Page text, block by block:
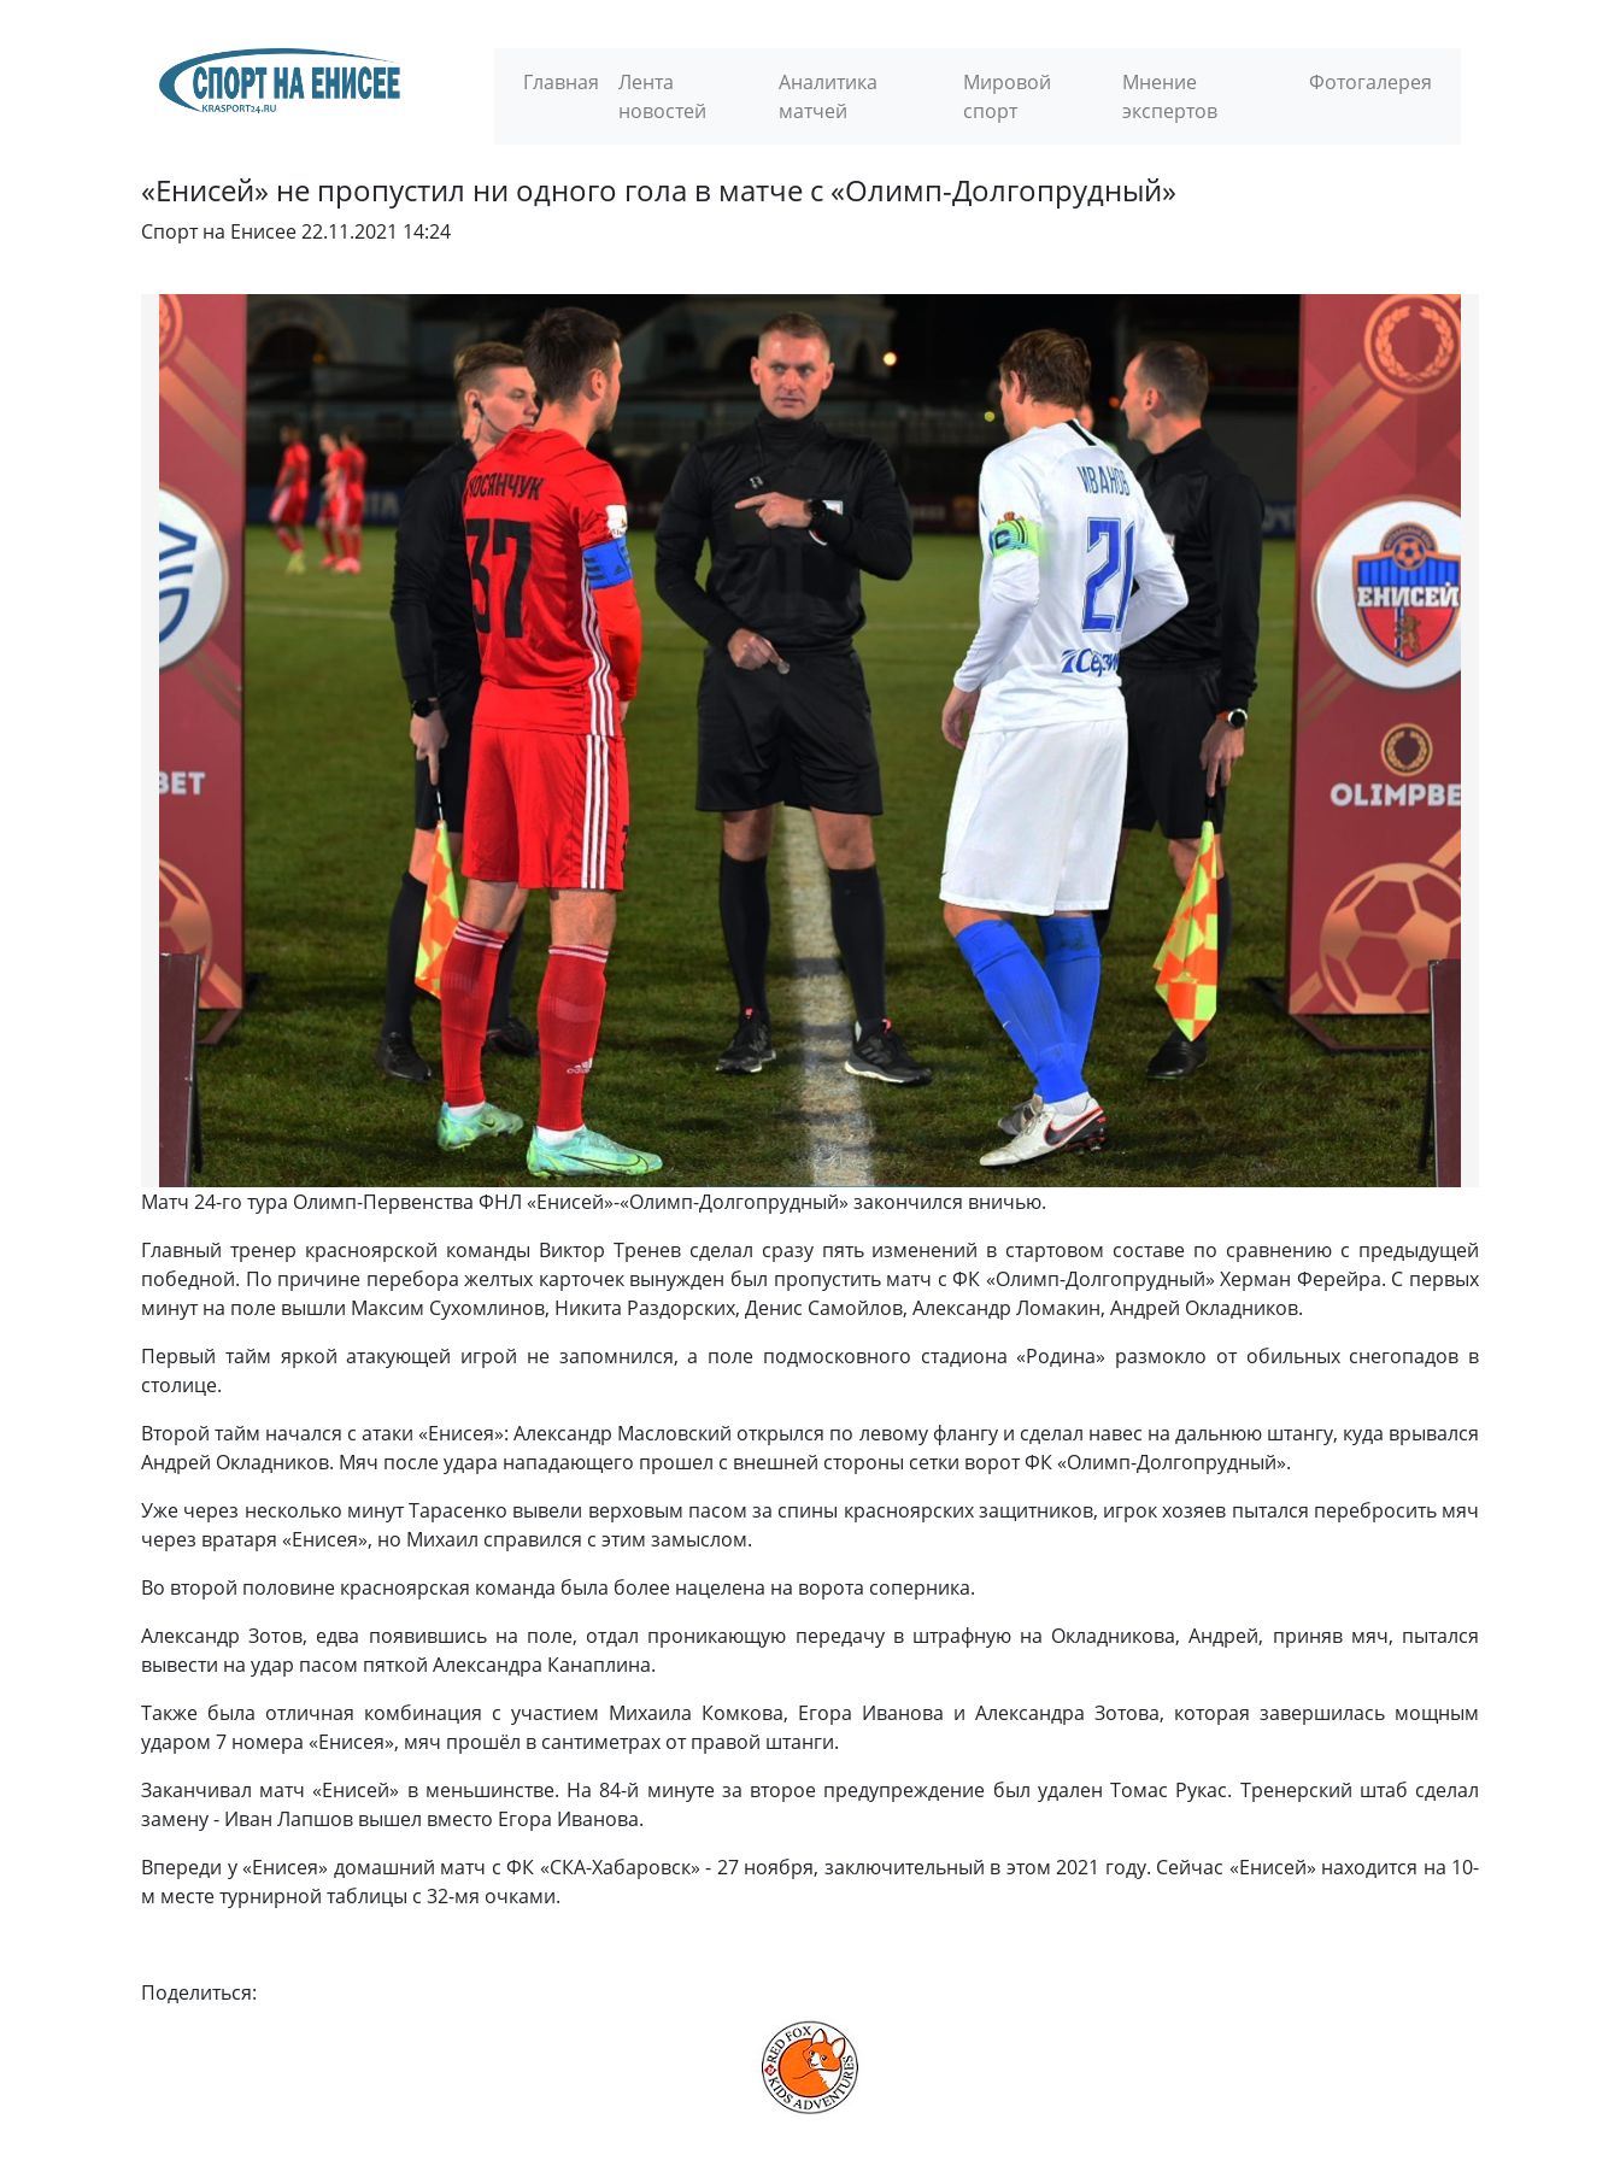
Главная
Лента
новостей
Аналитика
матчей
Мировой
спорт
Мнение
экспертов
Фотогалерея
«Енисей» не пропустил ни одного гола в матче с «Олимп-Долгопрудный»
Спорт на Енисее22.11.2021 14:24
Матч 24-го тура Олимп-Первенства ФНЛ «Енисей»-«Олимп-Долгопрудный» закончился вничью.
Главный тренер красноярской команды Виктор Тренев сделал сразу пять изменений в стартовом составе по сравнению с предыдущей
победной. По причине перебора желтых карточек вынужден был пропустить матч с ФК «Олимп-Долгопрудный» Херман Ферейра. С первых
минут на поле вышли Максим Сухомлинов, Никита Раздорских, Денис Самойлов, Александр Ломакин, Андрей Окладников.
Первый тайм яркой атакующей игрой не запомнился, а поле подмосковного стадиона «Родина» размокло от обильных снегопадов в
столице.
Второй тайм начался с атаки «Енисея»: Александр Масловский открылся по левому флангу и сделал навес на дальнюю штангу, куда врывался
Андрей Окладников. Мяч после удара нападающего прошел с внешней стороны сетки ворот ФК «Олимп-Долгопрудный».
Уже через несколько минут Тарасенко вывели верховым пасом за спины красноярских защитников, игрок хозяев пытался перебросить мяч
через вратаря «Енисея», но Михаил справился с этим замыслом.
Во второй половине красноярская команда была более нацелена на ворота соперника.
Александр Зотов, едва появившись на поле, отдал проникающую передачу в штрафную на Окладникова, Андрей, приняв мяч, пытался
вывести на удар пасом пяткой Александра Канаплина.
Также была отличная комбинация с участием Михаила Комкова, Егора Иванова и Александра Зотова, которая завершилась мощным
ударом 7 номера «Енисея», мяч прошёл в сантиметрах от правой штанги.
Заканчивал матч «Енисей» в меньшинстве. На 84-й минуте за второе предупреждение был удален Томас Рукас. Тренерский штаб сделал
замену - Иван Лапшов вышел вместо Егора Иванова.
Впереди у «Енисея» домашний матч с ФК «СКА-Хабаровск» - 27 ноября, заключительный в этом 2021 году. Сейчас «Енисей» находится на 10-
м месте турнирной таблицы с 32-мя очками.
Поделиться: